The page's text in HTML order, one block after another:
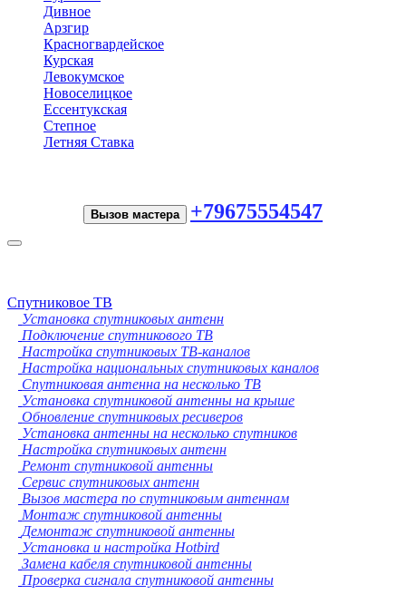
Дивное
Арзгир
Красногвардейское
Курская
Левокумское
Новоселицкое
Ессентукская
Степное
Летняя Ставка
Вызов мастера +79675554547
Toggle
Спутниковое ТВ
Установка спутниковых антенн
Подключение спутникового ТВ
Настройка спутниковых ТВ-каналов
Настройка национальных спутниковых каналов
Спутниковая антенна на несколько ТВ
Установка спутниковой антенны на крыше
Обновление спутниковых ресиверов
Установка антенны на несколько спутников
Настройка спутниковых антенн
Ремонт спутниковой антенны
Сервис спутниковых антенн
Вызов мастера по спутниковым антеннам
Монтаж спутниковой антенны
Демонтаж спутниковой антенны
Установка и настройка Hotbird
Замена кабеля спутниковой антенны
Проверка сигнала спутниковой антенны